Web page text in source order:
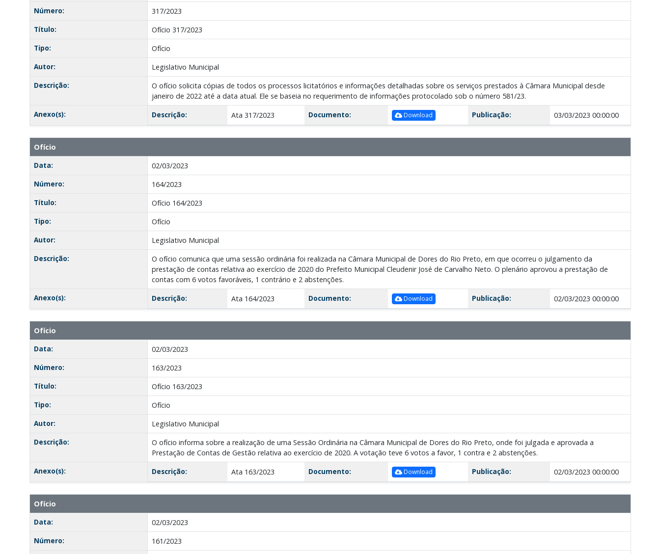
Número:
317/2023
Título:
Ofício 317/2023
Tipo:
Ofício
Autor:
Legislativo Municipal
Descrição:
O ofício solicita cópias de todos os processos licitatórios e informações detalhadas sobre os serviços prestados à Câmara Municipal desde
janeiro de 2022 até a data atual. Ele se baseia no requerimento de informações protocolado sob o número 581/23.
Anexo(s):
Descrição: Ata 317/2023 Documento: Download Publicação: 03/03/2023 00:00:00
Ofício
Data:
02/03/2023
Número:
164/2023
Título:
Ofício 164/2023
Tipo:
Ofício
Autor:
Legislativo Municipal
Descrição:
O ofício comunica que uma sessão ordinária foi realizada na Câmara Municipal de Dores do Rio Preto, em que ocorreu o julgamento da
prestação de contas relativa ao exercício de 2020 do Prefeito Municipal Cleudenir José de Carvalho Neto. O plenário aprovou a prestação de
contas com 6 votos favoráveis, 1 contrário e 2 abstenções.
Anexo(s):
Descrição: Ata 164/2023 Documento: Download Publicação: 02/03/2023 00:00:00
Ofício
Data:
02/03/2023
Número:
163/2023
Título:
Ofício 163/2023
Tipo:
Ofício
Autor:
Legislativo Municipal
Descrição:
O ofício informa sobre a realização de uma Sessão Ordinária na Câmara Municipal de Dores do Rio Preto, onde foi julgada e aprovada a
Prestação de Contas de Gestão relativa ao exercício de 2020. A votação teve 6 votos a favor, 1 contra e 2 abstenções.
Anexo(s):
Descrição: Ata 163/2023 Documento: Download Publicação: 02/03/2023 00:00:00
Ofício
Data:
02/03/2023
Número:
161/2023